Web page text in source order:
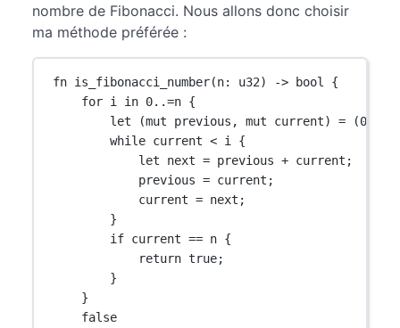
nombre de Fibonacci. Nous allons donc choisir
ma méthode préférée :
fn is_fibonacci_number(n: u32) -> bool {
for i in 0..=n {
let (mut previous, mut current) = (0
while current < i {
let next = previous + current;
previous = current;
current = next;
}
if current == n {
return true;
}
}
false